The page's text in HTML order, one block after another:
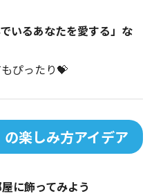
いるあなたを愛する」な
ぴったり💝
楽しみ方アイデア
に飾ってみよう